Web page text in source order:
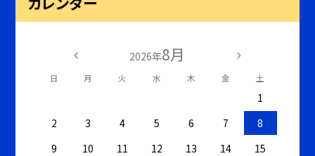
2026年8月
日 月 火 水 木 金 土
1
2
3 4 5 6 7
8
9
10 11 12 13 14
15